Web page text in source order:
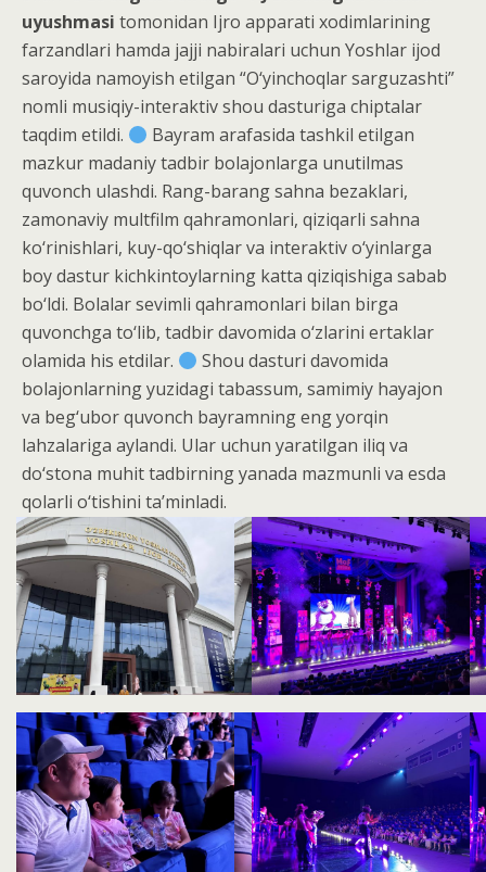
uyushmasi tomonidan Ijro apparati xodimlarining
farzandlari hamda jajji nabiralari uchun Yoshlar ijod
saroyida namoyish etilgan “O‘yinchoqlar sarguzashti”
nomli musiqiy-interaktiv shou dasturiga chiptalar
taqdim etildi.
Bayram arafasida tashkil etilgan
mazkur madaniy tadbir bolajonlarga unutilmas
quvonch ulashdi. Rang-barang sahna bezaklari,
zamonaviy multfilm qahramonlari, qiziqarli sahna
ko‘rinishlari, kuy-qo‘shiqlar va interaktiv o‘yinlarga
boy dastur kichkintoylarning katta qiziqishiga sabab
bo‘ldi. Bolalar sevimli qahramonlari bilan birga
quvonchga to‘lib, tadbir davomida o‘zlarini ertaklar
olamida his etdilar.
Shou dasturi davomida
bolajonlarning yuzidagi tabassum, samimiy hayajon
va beg‘ubor quvonch bayramning eng yorqin
lahzalariga aylandi. Ular uchun yaratilgan iliq va
do‘stona muhit tadbirning yanada mazmunli va esda
qolarli o‘tishini ta’minladi.